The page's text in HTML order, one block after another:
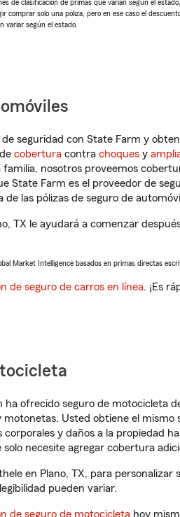
de clasificación de primas que varían según el
comprar solo una póliza, pero en ese caso el
variar según el estado.
seguridad con State Farm y
cobertura contra choques y
nosotros proveemos
State Farm es el proveedor de
las pólizas de seguro de
TX le ayudará a comenzar
Market Intelligence basados en primas directas
de seguro de carros en línea. ¡Es
ha ofrecido seguro de motocicleta
motonetas. Usted obtiene el mismo
corporales y daños a la propiedad
solo necesite agregar cobertura
en Plano, TX, para
pueden variar.
de seguro de motocicleta hoy